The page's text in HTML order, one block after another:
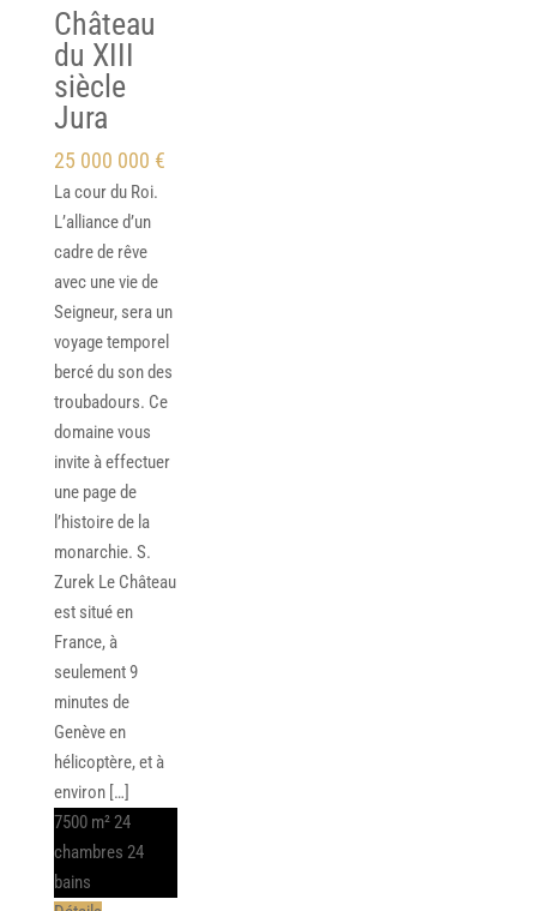
Château
du XIII
siècle
Jura
25 000 000 €
La cour du Roi.
L’alliance d’un
cadre de rêve
avec une vie de
Seigneur, sera un
voyage temporel
bercé du son des
troubadours. Ce
domaine vous
invite à effectuer
une page de
l’histoire de la
monarchie. S.
Zurek Le Château
est situé en
France, à
seulement 9
minutes de
Genève en
hélicoptère, et à
environ […]
7500 m²24
chambres 24
bains